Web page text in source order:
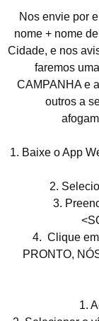
Nos envie por
nome + nome
Cidade, e nos
faremos
CAMPANHA e
outros a
1. Baixe o App
2.
3.
4. Clique
PRONTO,
1.